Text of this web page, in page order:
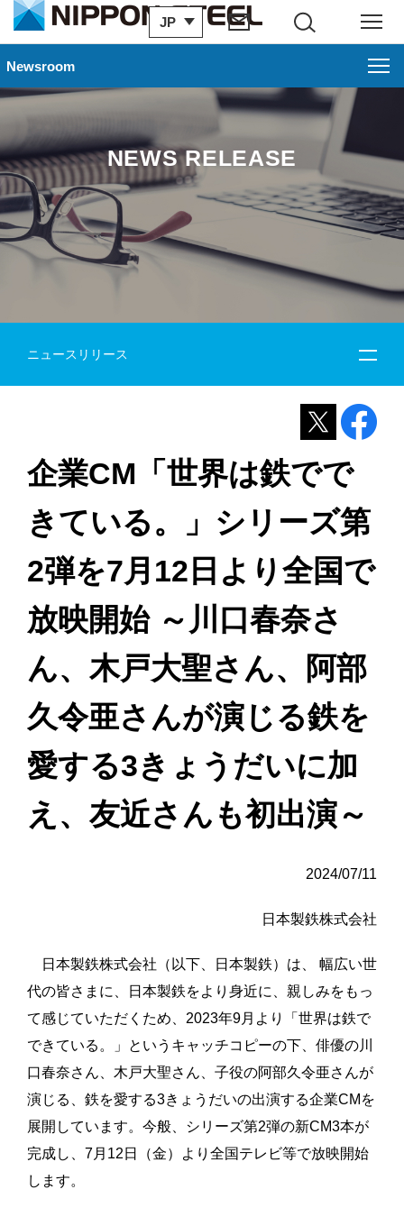
JP
サイト内検索 メニュー
NEWS RELEASE
ニュースリリース
企業CM「世界は鉄でで
きている。」シリーズ第
2弾を7月12日より全国で
放映開始 ～川口春奈さ
ん、木戸大聖さん、阿部
久令亜さんが演じる鉄を
愛する3きょうだいに加
え、友近さんも初出演～
2024/07/11
日本製鉄株式会社
日本製鉄株式会社（以下、日本製鉄）は、 幅広い世
代の皆さまに、日本製鉄をより身近に、親しみをもっ
て感じていただくため、2023年9月より「世界は鉄で
できている。」というキャッチコピーの下、俳優の川
口春奈さん、木戸大聖さん、子役の阿部久令亜さんが
演じる、鉄を愛する3きょうだいの出演する企業CMを
展開しています。今般、シリーズ第2弾の新CM3本が
完成し、7月12日（金）より全国テレビ等で放映開始
します。
Newsroom